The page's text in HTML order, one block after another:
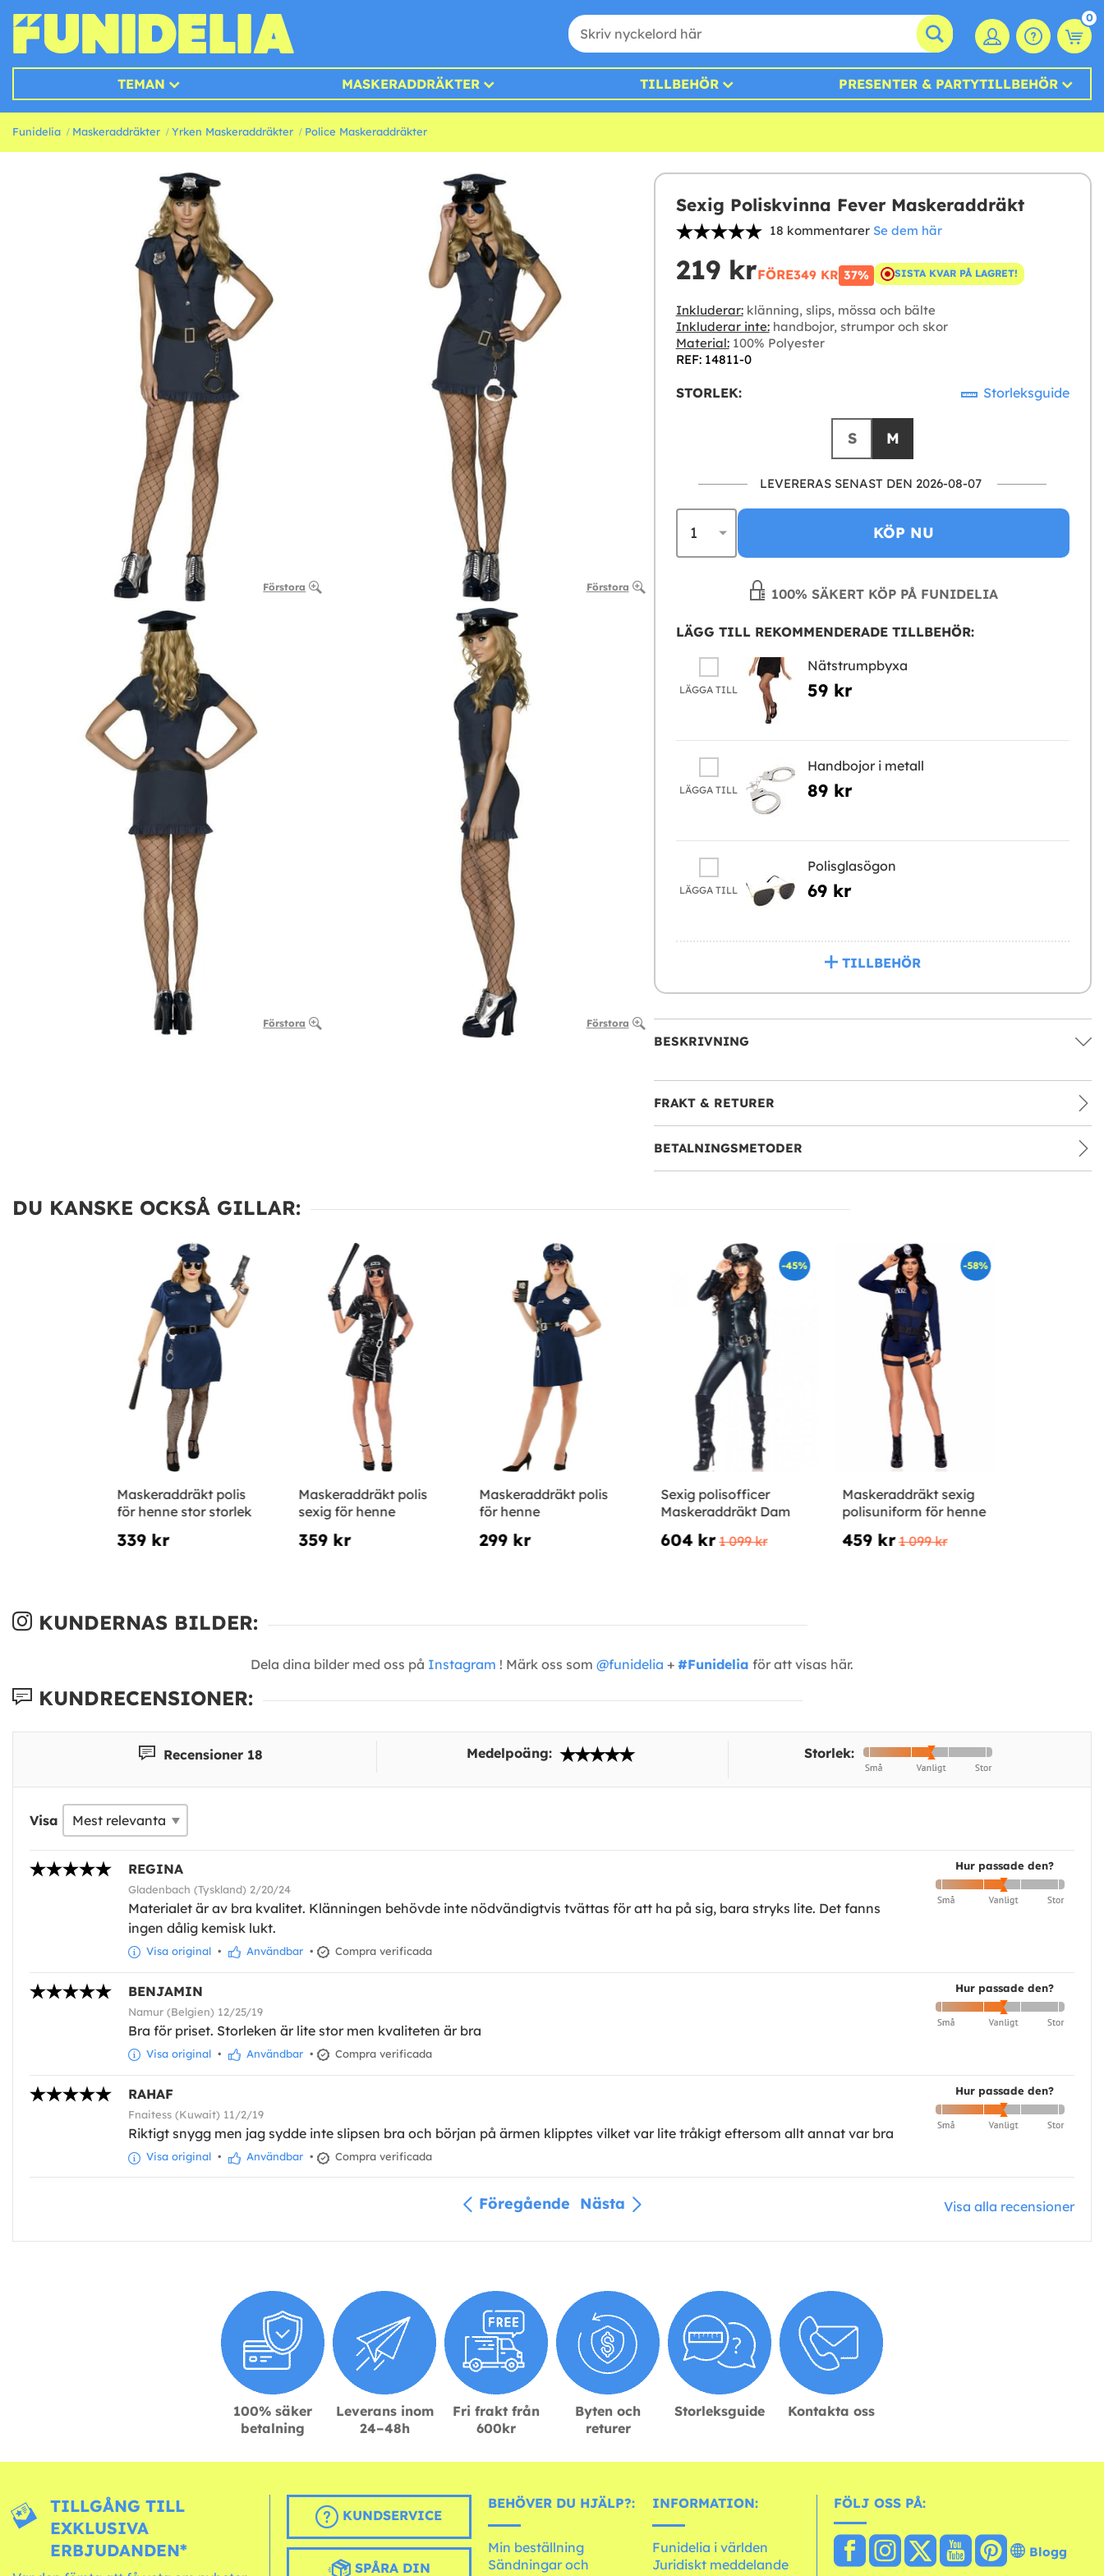
0
TEMAN MASKERADDRÄKTER TILLBEHÖR PRESENTER & PARTYTILLBEHÖR
Funidelia Maskeraddräkter Yrken Maskeraddräkter Police Maskeraddräkter
Förstora Förstora
Förstora Förstora
Sexig Poliskvinna Fever Maskeraddräkt
18 kommentarer Se dem här
219 krFÖRE349 KR 37% SISTA KVAR PÅ LAGRET!
Inkluderar:klänning, slips, mössa och bälte
Inkluderar inte:handbojor, strumpor och skor
Material:100% Polyester
REF: 14811-0
STORLEK: Storleksguide
S M
LEVERERAS SENAST DEN 2026-08-07
KÖP NU
100% SÄKERT KÖP PÅ FUNIDELIA
LÄGG TILL REKOMMENDERADE TILLBEHÖR:
LÄGGA TILL
Nätstrumpbyxa
59 kr
LÄGGA TILL
Handbojor i metall
89 kr
LÄGGA TILL
Polisglasögon
69 kr
TILLBEHÖR
BESKRIVNING
FRAKT & RETURER
BETALNINGSMETODER
DU KANSKE OCKSÅ GILLAR:
Maskeraddräkt polis
för henne stor storlek
339 kr
Maskeraddräkt polis
sexig för henne
359 kr
Maskeraddräkt polis
för henne
299 kr
-45%
Sexig polisofficer
Maskeraddräkt Dam
604 kr 1 099 kr
-58%
Maskeraddräkt sexig
polisuniform för henne
459 kr 1 099 kr
KUNDERNAS BILDER:
Dela dina bilder med oss på Instagram ! Märk oss som @funidelia + #Funidelia för att visas här.
KUNDRECENSIONER:
Recensioner 18 Medelpoäng: Storlek:
Visa
Hur passade den?
REGINA
Gladenbach (Tyskland) 2/20/24
Materialet är av bra kvalitet. Klänningen behövde inte nödvändigtvis tvättas för att ha på sig, bara stryks lite. Det fanns
ingen dålig kemisk lukt.
Visa original • Användbar • Compra verificada
Hur passade den?
BENJAMIN
Namur (Belgien) 12/25/19
Bra för priset. Storleken är lite stor men kvaliteten är bra
Visa original • Användbar • Compra verificada
Hur passade den?
RAHAF
Fnaitess (Kuwait) 11/2/19
Riktigt snygg men jag sydde inte slipsen bra och början på ärmen klipptes vilket var lite tråkigt eftersom allt annat var bra
Visa original • Användbar • Compra verificada
Föregående Nästa Visa alla recensioner
100% säker
betalning
Leverans inom
24–48h
Fri frakt från
600kr
Byten och
returer
Storleksguide Kontakta oss
TILLGÅNG TILL
EXKLUSIVA
ERBJUDANDEN*
KUNDSERVICE
SPÅRA DIN
BEHÖVER DU HJÄLP?:
Min beställning
Sändningar och
INFORMATION:
Funidelia i världen
Juridiskt meddelande
FÖLJ OSS PÅ:
Blogg